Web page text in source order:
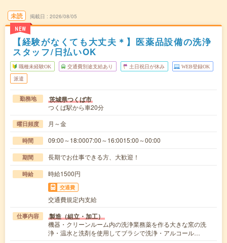
未読
NEW
掲載日 2026/08/05
【経験がなくても大丈夫＊】医薬品設備の洗浄
スタッフ/日払いOK
職種未経験OK 交通費別途支給あり 土日祝日が休み WEB登録OK
派遣
勤務地 茨城県つくば市
つくば駅から車20分
曜日頻度 月～金
時間 09:00～18:0007:00～16:0015:00～00:00
期間 長期でお仕事できる方、大歓迎！
時給 時給1500円
交通費
交通費規定内支給
仕事内容 製造（組立・加工）
機器・クリーンルーム内の洗浄業務薬を作る大きな窯の洗
浄・温水と洗剤を使用してブラシで洗浄・アルコール…